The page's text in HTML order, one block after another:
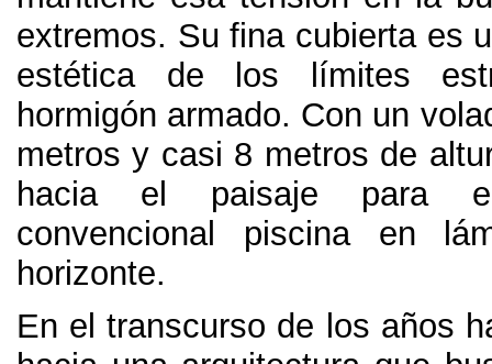
extremos. Su fina cubierta es
estética de los límites
hormigón armado. Con un
metros y casi 8 metros de
hacia el paisaje para
convencional piscina en
horizonte.
En el transcurso de los años